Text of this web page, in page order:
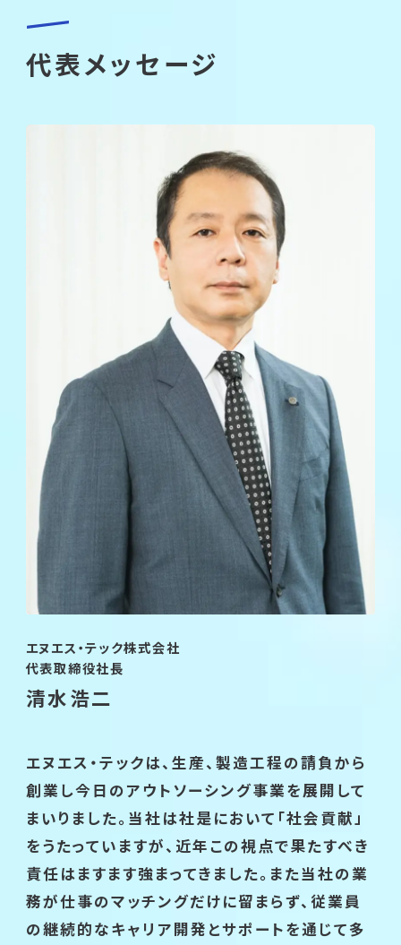
代表メッセージ
エヌエス・テック株式会社
代表取締役社長
清水浩二
エヌエス・テックは、生産、製造工程の請負から
創業し今日のアウトソーシング事業を展開して
まいりました。当社は社是において「社会貢献」
をうたっていますが、近年この視点で果たすべき
責任はますます強まってきました。また当社の業
務が仕事のマッチングだけに留まらず、従業員
の継続的なキャリア開発とサポートを通じて多